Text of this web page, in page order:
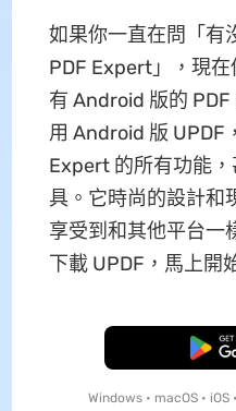
如果你一直在問「有
PDF Expert」，現
有 Android 版的
用 Android 版 UPDF
Expert 的所有功能
具。它時尚的設計和
享受到和其他平台一
下載 UPDF，馬上開
免
Windows • macOS • iOS